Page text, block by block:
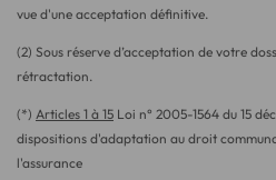
vue d'une acceptation définitive.
(2) Sous réserve d’acceptation de votre
rétractation.
(*) Articles 1 à 15 Loi n° 2005-1564 du 15
dispositions d'adaptation au droit
l'assurance